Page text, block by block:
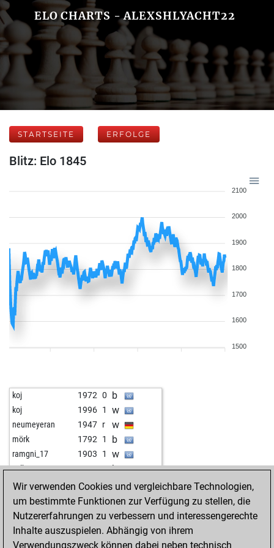
ELO CHARTS - ALEXSHLYACHT22
STARTSEITE ERFOLGE
Blitz: Elo 1845
2100
2000
1900
1800
1700
1600
1500
koj 1972 0 b
koj 1996 1 w
neumeyeran 1947 r w
mörk 1792 1 b
ramgni_17 1903 1 w
selke 1962 0 b
selke 1952 0 w
essen 1861 0 w
ramgni_17 1817 0 b
freija ii 1845 b
freija ii 1844 r w
Wir verwenden Cookies und vergleichbare Technologien,
um bestimmte Funktionen zur Verfügung zu stellen, die
Nutzererfahrungen zu verbessern und interessengerechte
Inhalte auszuspielen. Abhängig von ihrem
Verwendungszweck können dabei neben technisch